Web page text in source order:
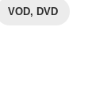
VOD, DVD